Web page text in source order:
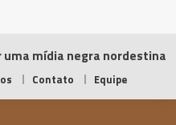
uma mídia negra nordestina
Contato Equipe